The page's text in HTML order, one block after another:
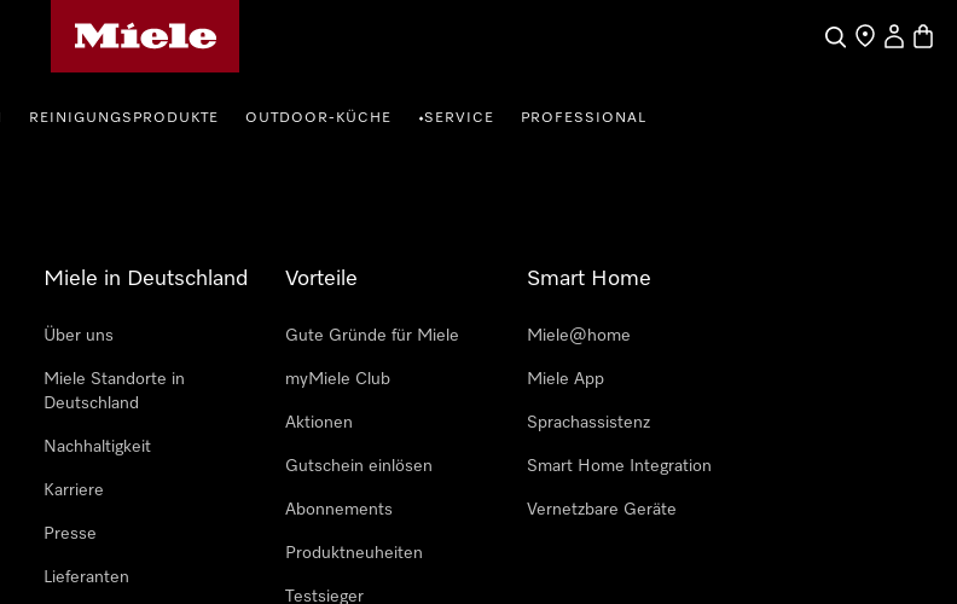
SucheHändler
Mein
REINIGUNGSPRODUKTE OUTDOOR-KÜCHE •SERVICE PROFESSIONAL
Miele in Deutschland
Über uns
Miele Standorte in
Deutschland
Nachhaltigkeit
Karriere
Presse
Lieferanten
Vorteile
Gute Gründe für Miele
myMiele Club
Aktionen
Gutschein einlösen
Abonnements
Produktneuheiten
Testsieger
Smart Home
Miele@home
Miele App
Sprachassistenz
Smart Home Integration
Vernetzbare Geräte